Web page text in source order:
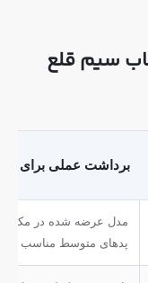
سیم قلع
برداشت عملی برای R300
مدل عرضه شده در
پدهای متوسط مناسب